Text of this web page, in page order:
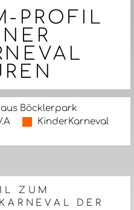
PROFIL
Böcklerpark
KinderKarneval
ZUM
DER